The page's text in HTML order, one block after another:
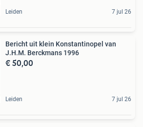
Leiden 7 jul 26
Bericht uit klein Konstantinopel van
J.H.M. Berckmans 1996
€ 50,00
Leiden 7 jul 26